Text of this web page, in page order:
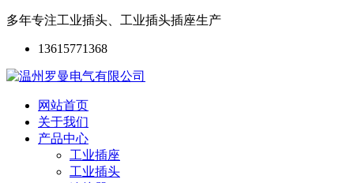
多年专注工业插头、工业插头插座生产
13615771368
网站首页
关于我们
产品中心
工业插座
工业插头